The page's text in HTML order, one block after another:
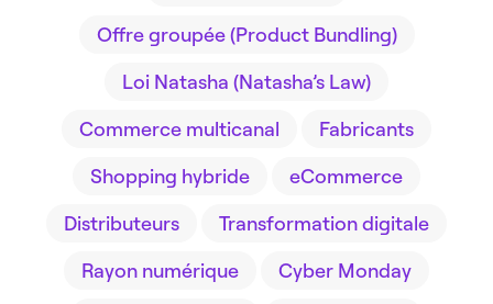
Offre groupée (Product Bundling)
Loi Natasha (Natasha’s Law)
Commerce multicanal
Fabricants
Shopping hybride
eCommerce
Distributeurs
Transformation digitale
Rayon numérique
Cyber Monday